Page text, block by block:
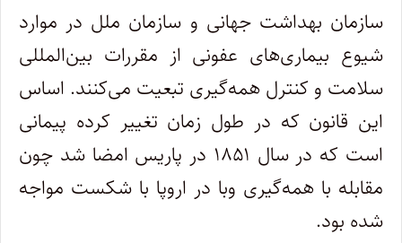
سازمان بهداشت جهانی و سازمان ملل در موارد
شیوع بیماری‌های عفونی از مقررات بین‌المللی
سلامت و کنترل همه‌گیری تبعیت می‌کنند. اساس
این قانون که در طول زمان تغییر کرده پیمانی
است که در سال ۱۸۵۱ در پاریس امضا شد چون
مقابله با همه‌گیری وبا در اروپا با شکست مواجه
شده بود.